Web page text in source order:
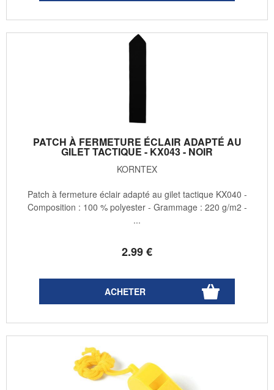
PATCH À FERMETURE ÉCLAIR ADAPTÉ AU
GILET TACTIQUE - KX043 - NOIR
KORNTEX
2.99€
Patch à fermeture éclair adapté au gilet tactique KX040 -
Composition : 100 % polyester - Grammage : 220 g/m2 -
...